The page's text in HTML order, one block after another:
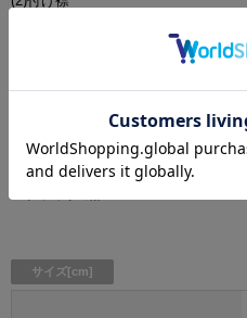
・グレー/灰色
・ホワイト/白
サイズ[cm]